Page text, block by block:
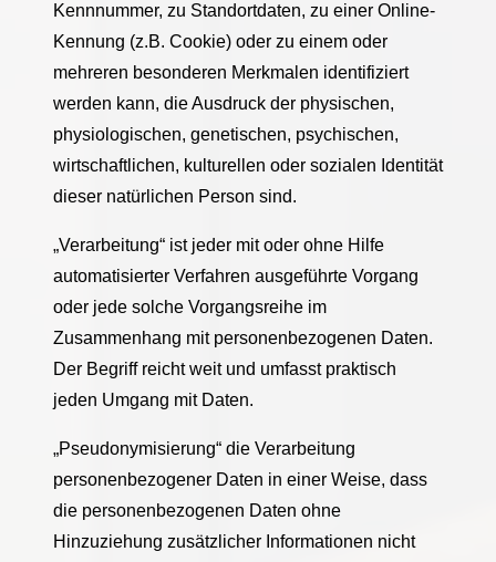
Kennnummer, zu Standortdaten, zu einer Online-
Kennung (z.B. Cookie) oder zu einem oder
mehreren besonderen Merkmalen identifiziert
werden kann, die Ausdruck der physischen,
physiologischen, genetischen, psychischen,
wirtschaftlichen, kulturellen oder sozialen Identität
dieser natürlichen Person sind.
„Verarbeitung“ ist jeder mit oder ohne Hilfe
automatisierter Verfahren ausgeführte Vorgang
oder jede solche Vorgangsreihe im
Zusammenhang mit personenbezogenen Daten.
Der Begriff reicht weit und umfasst praktisch
jeden Umgang mit Daten.
„Pseudonymisierung“ die Verarbeitung
personenbezogener Daten in einer Weise, dass
die personenbezogenen Daten ohne
Hinzuziehung zusätzlicher Informationen nicht